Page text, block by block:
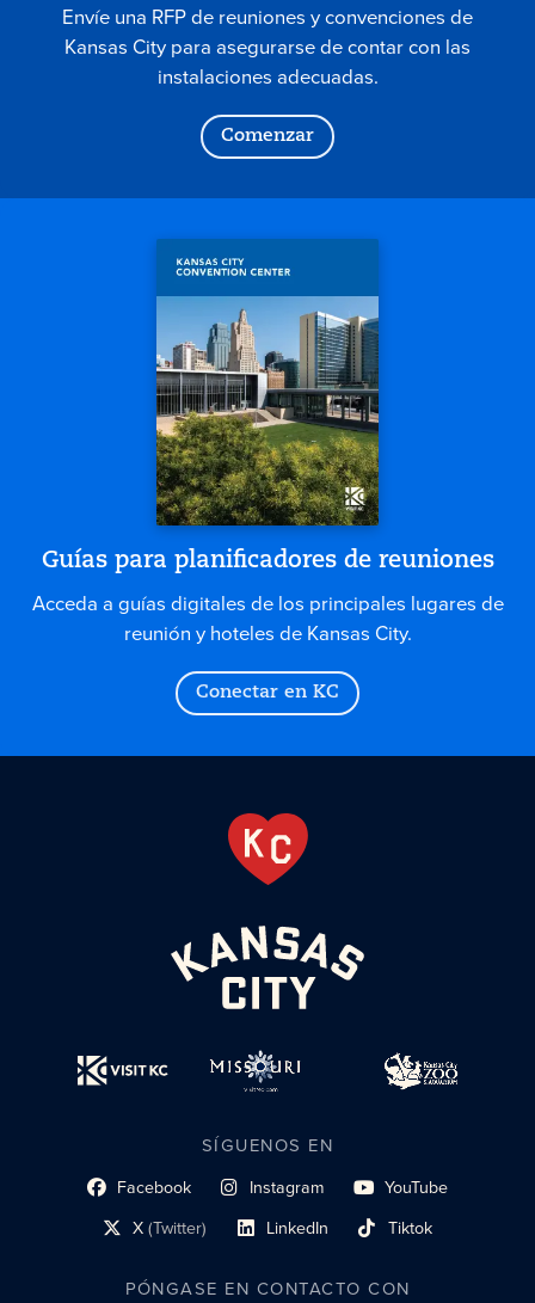
Envíe una RFP de reuniones y convenciones de
Kansas City para asegurarse de contar con las
instalaciones adecuadas.
Comenzar
Guías para planificadores de reuniones
Acceda a guías digitales de los principales lugares de
reunión y hoteles de Kansas City.
Conectar en KC
SÍGUENOS EN
Facebook
enlace al perfil social Instagram
enlace de perfil social YouTube
enlace de perfil social
X(Twitter)
enlace al perfil social LinkedIn
enlace al perfil social Tiktok
enlace al perfil social
PÓNGASE EN CONTACTO CON